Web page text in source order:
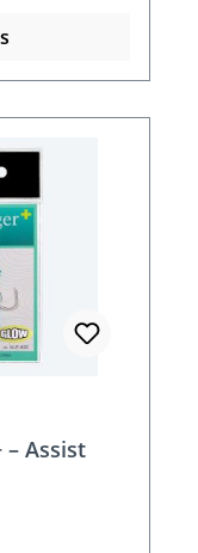
– Assist